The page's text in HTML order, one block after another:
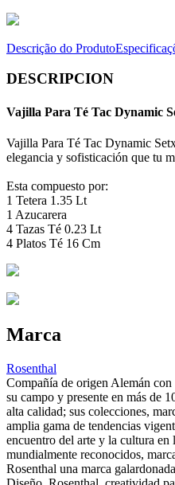
Descrição do Produto
DESCRIPCION
Vajilla Para Té Tac Dynamic
Vajilla Para Té Tac Dynamic
elegancia y sofisticación que tu
Esta compuesto por:
1 Tetera 1.35 Lt
1 Azucarera
4 Tazas Té 0.23 Lt
4 Platos Té 16 Cm
Marca
Rosenthal
Compañía de origen Alemán
su campo y presente en más de
alta calidad; sus colecciones,
amplia gama de tendencias
encuentro del arte y la cultura en
mundialmente reconocidos,
Rosenthal una marca